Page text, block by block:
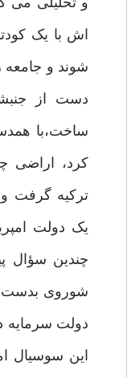
اش با یک
شوند و جامعه
دست از
ساخت،با
کرد، اراضی
ترکیه گرفت
یک دولت
چندین سؤال
شوروی بدست
دولت سرمایه
این سوسیال